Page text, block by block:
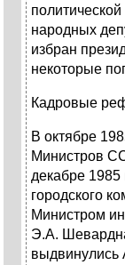
народных
избран
некоторые
Кадровые
В октябре
Министров
декабре 1985
городского
Министром
Э.А.
выдвинулись